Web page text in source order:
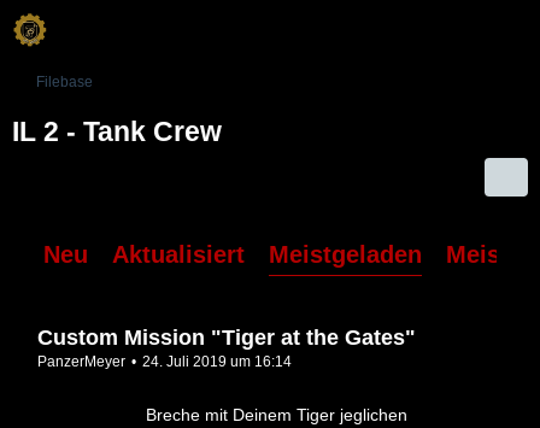
Filebase
IL 2 - Tank Crew
Neu Aktualisiert Meistgeladen Meiste
Custom Mission "Tiger at the Gates"
PanzerMeyer 24. Juli 2019 um 16:14
Breche mit Deinem Tiger jeglichen